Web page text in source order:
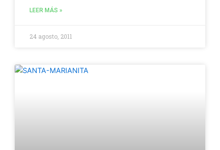
LEER MÁS »
24 agosto, 2011